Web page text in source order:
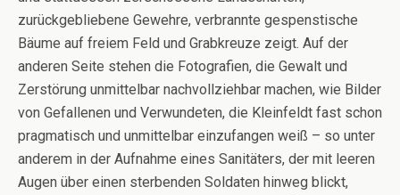
zurückgebliebene Gewehre, verbrannte gespenstische
Bäume auf freiem Feld und Grabkreuze zeigt. Auf der
anderen Seite stehen die Fotografien, die Gewalt und
Zerstörung unmittelbar nachvollziehbar machen, wie Bilder
von Gefallenen und Verwundeten, die Kleinfeldt fast schon
pragmatisch und unmittelbar einzufangen weiß – so unter
anderem in der Aufnahme eines Sanitäters, der mit leeren
Augen über einen sterbenden Soldaten hinweg blickt,